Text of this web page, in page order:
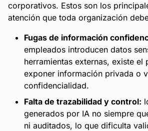
corporativos. Estos son los
atención que toda organización
Fugas de información
empleados introducen datos
herramientas externas, existe el
exponer información privada o
confidencialidad.
Falta de trazabilidad y control:
generados por IA no siempre
ni auditados, lo que dificulta